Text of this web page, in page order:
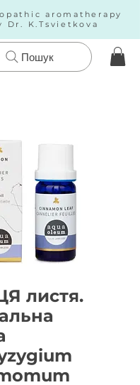
aromatherapy
Dr. K.Tsvietkova
Пошук
листя.